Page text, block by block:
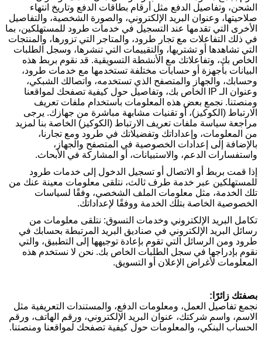
الشحن، وتفاصيل الدفع مثل أرقام بطاقات الدفع وتاريخ انتهاء
صلاحيتها، وعنوان البريد الإلكتروني، والصورة الشخصية، والتفاصيل
الأخرى التي تقدمها عند التسجيل في خدمات طرود للمستهلكين، بما
في ذلك التفاعلات مع تجار طرود، والمتاجر التي تزورها، والمنتجات
التي تشاهدها أو تشتريها، والتقييمات التي تنشرها، وسجل الطلبات
الخاص بك، وتفاعلاتك مع الأنشطة التسويقية. قد نقوم بربط هذه
البيانات بأجهزة أو حسابات مختلفة تستخدمها مع خدمات طرود،
وحسابك، والجهاز والمتصفح الذي تستخدمه، واتصالك الشبكي،
وعنوان الـ IP
الخاص بك، وتفاصيل حول كيفية تصفحك لمواقعنا
ومنصتنا. نجمع بعض هذه المعلومات باستخدام ملفات تعريف
الارتباط (الكوكيز)، أو تقنيات مشابهة مباشرة من جهازك. يرجى
مراجعة سياسة ملفات تعريف الارتباط (الكوكيز) الخاصة بنا لمزيد
من المعلومات، وإعداداتك وتفضيلاتك في طرود ومع تجارنا،
بالإضافة إلى إعدادات الخصوصية في المتصفح والجهاز،
واستفسارات الدعم، والاستبيانات، أو المشاركة في الأبحاث.
إذا قمت بربط أو الاتصال أو تسجيل الدخول إلى خدمات طرود
للمستهلكين عبر خدمة طرف ثالث، نتلقى معلومات معينة عنك من
تلك الخدمة، مثل معلومات الملف الشخصي، وفقًا لسياسات
الخصوصية الخاصة بتلك الخدمة ووفقًا لإعداداتك.
تكامل البريد الإلكتروني وخدمات التسوق: نتلقى معلومات من
رسائل البريد الإلكتروني في صناديق البريد المرتبطة بحسابك في
طرود ومن الرسائل التي تقوم بإعادة توجيهها إلى التطبيق، والتي
نقوم بإدراجها في سجل الطلبات الخاص بك. نحن لا نستخدم هذه
المعلومات لأغراض الإعلان أو التسويق.
بصفتك زائرًا:
نجمع تفاصيل العمل، ومعلومات الدفع، والمستندات التعريفية مثل
الاسم، واسم شركتك، عنوان البريد الإلكتروني، ورقم الهاتف، ورقم
الحساب البنكي، والمعلومات حول كيفية تصفحك لمواقعنا ومنصتنا.